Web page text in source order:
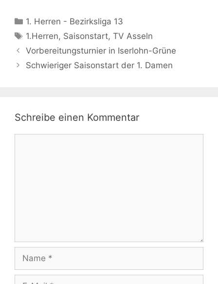
Kategorien
1. Herren - Bezirksliga 13
Schlagwörter
1.Herren, Saisonstart,TV Asseln
Vorbereitungsturnier in Iserlohn-Grüne
Schwieriger Saisonstart der 1. Damen
Schreibe einen Kommentar